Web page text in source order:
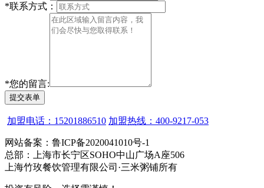
*联系方式：
*您的留言:
提交表单
加盟电话：15201886510 加盟热线：400-9217-053
网站备案：鲁ICP备2020041010号-1
总部：上海市长宁区SOHO中山广场A座506
上海竹玫餐饮管理有限公司·三米粥铺所有